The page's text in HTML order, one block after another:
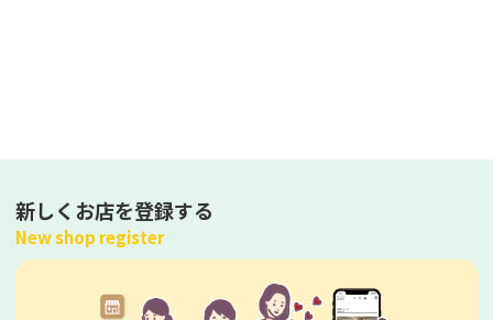
新しくお店を登録する
New shop register